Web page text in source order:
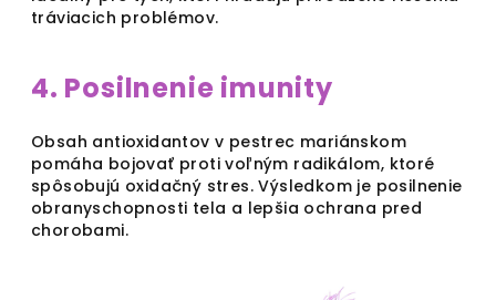
tráviacich problémov.
4. Posilnenie imunity
Obsah antioxidantov v pestrec mariánskom
pomáha bojovať proti voľným radikálom, ktoré
spôsobujú oxidačný stres. Výsledkom je posilnenie
obranyschopnosti tela a lepšia ochrana pred
chorobami.